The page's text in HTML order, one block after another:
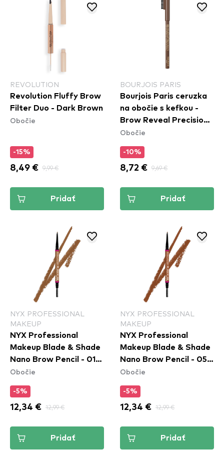
REVOLUTION
Revolution Fluffy Brow
Filter Duo - Dark Brown
Obočie
-15%
8,49 € 9,99 €
Pridať
BOURJOIS PARIS
Bourjois Paris ceruzka
na obočie s kefkou -
Brow Reveal Precision -
003 Medium Brown
Obočie
-10%
8,72 € 9,69 €
Pridať
NYX PROFESSIONAL
MAKEUP
NYX Professional
Makeup Blade & Shade
Nano Brow Pencil - 01
Ash Blonde
Obočie
-5%
12,34 € 12,99 €
Pridať
NYX PROFESSIONAL
MAKEUP
NYX Professional
Makeup Blade & Shade
Nano Brow Pencil - 05
Auburn
Obočie
-5%
12,34 € 12,99 €
Pridať